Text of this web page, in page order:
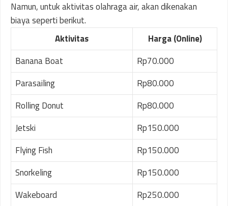
Namun, untuk aktivitas olahraga air, akan dikenakan
biaya seperti berikut.
Aktivitas
Harga (Online)
Banana Boat
Rp70.000
Parasailing
Rp80.000
Rolling Donut
Rp80.000
Jetski
Rp150.000
Flying Fish
Rp150.000
Snorkeling
Rp150.000
Wakeboard
Rp250.000